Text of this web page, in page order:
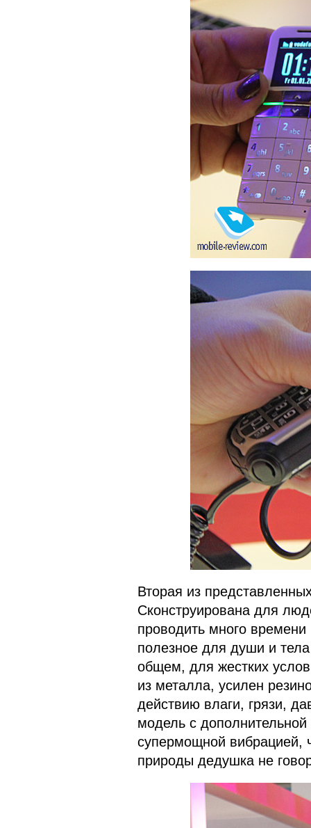
Вторая из
Сконструирована для
проводить много
полезное для души и
общем, для жестких
из металла, усилен
действию влаги, грязи,
модель с
супермощной вибрацией,
природы дедушка не